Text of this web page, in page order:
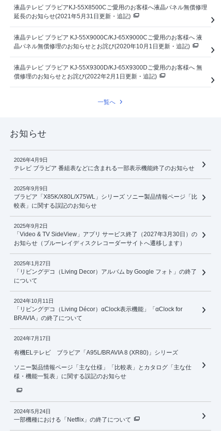
液晶テレビ ブラビアKJ-55X8500Cご愛用のお客様へ液晶パネル無償修理
延長のお知らせ(2021年5月31日更新・追記)
液晶テレビ ブラビア KJ-55X9000C/KJ-65X9000Cご愛用のお客様へ 液
晶パネル無償修理のお知らせとお詫び(2020年10月1日更新・追記)
液晶テレビ ブラビア KJ-55X9300D/KJ-65X9300Dご愛用のお客様へ 無
償修理のお知らせとお詫び(2022年2月1日更新・追記)
一覧へ
お知らせ
2026年4月9日
テレビ ブラビア 番組表などに含まれる一部表示機能終了のお知らせ
2025年9月9日
ブラビア「X85K/X80L/X75WL」シリーズ ソニー製品情報ページ「比
較表」に関する誤記のお知らせ
2025年9月2日
「Video & TV SideView」アプリ サービス終了（2027年3月30日）の
お知らせ（ブルーレイディスクレコーダーサイトへ遷移します）
2025年1月27日
「リビングデコ（Living Decor）アルバム by Google フォト」の終了
について
2024年10月11日
「リビングデコ（Living Décor）αClock表示機能」「αClock for
BRAVIA」の終了について
2024年7月17日
有機ELテレビ ブラビア「A95L/BRAVIA 8 (XR80)」シリーズ
ソニー製品情報ページ「主な仕様」「比較表」とカタログ「主な仕
様・機能一覧表」に関する誤記のお知らせ
2024年5月24日
一部機種における「Netflix」の終了について